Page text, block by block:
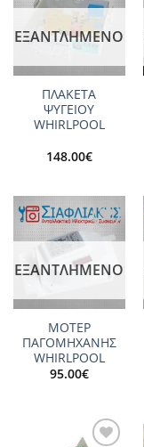
Add to
wishlist
ΕΞΑΝΤΛΗΜΈΝΟ
ΠΛΑΚΕΤΑ
ΨΥΓΕΙΟΥ
WHIRLPOOL
148.00€
Add to
wishlist
ΕΞΑΝΤΛΗΜΈΝΟ
ΜΟΤΕΡ
ΠΑΓΟΜΗΧΑΝΗΣ
WHIRLPOOL
95.00€